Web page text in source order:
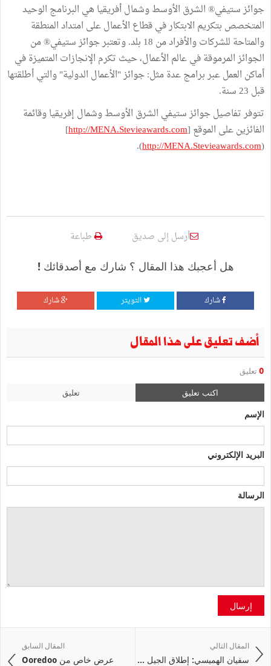
جوائز ستيفي® الشرق الأوسط وشمال أفريقيا هي البرنامج الوحيد
المتخصص بتكريم الابتكار في قطاع الأعمال على امتداد المنطقة
والمتاحة للشركات والأفراد من 18 بلد. وتعتبر جوائز ستيفي® من
الجوائز المرموقة في عالم الأعمال، حيث تكرم الإنجازات المتميزة في
أماكن العمل عبر برامج عدة مثل: جوائز "الأعمال الدولية" والتي أطلقتها
قبل 23 سنة.
تتوفر تفاصيل جوائز ستيفي الشرق الأوسط وشمال إفريقيا وقائمة
الفائزين على الموقع [http://MENA.Stevieawards.com
]
(
http://MENA.Stevieawards.com
).
أرسل إلى صديق طباعة
هل أعجبك هذا المقال ؟ شارك مع أصدقائك !
شارك التويتر شارك
أضف تعليق على هذا المقال
0 تعليق
اكتب تعليق تعليق
الإسم
البريد الإلكتروني
الرسالة
إرسال
المقال السابق
عرض خاص من Ooredoo
المقال التالي
سفيان الهميسي: إطلاق الجيل ...